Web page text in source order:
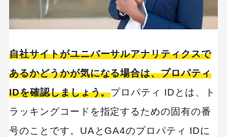
カテゴリーから記事を検索
自社サイトがユニバーサルアナリティクスで
あるかどうかが気になる場合は、プロパティ
IDを確認しましょう。プロパティ IDとは、ト
ラッキングコードを指定するための固有の番
号のことです。UAとGA4のプロパティ IDに